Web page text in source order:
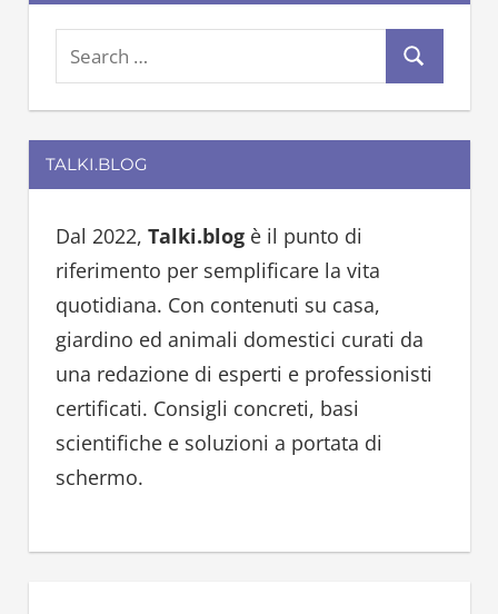
e
a
r
c
f
o
r
:
e
a
TALKI.BLOG
Dal 2022, Talki.blogè il punto di
riferimento per semplificare la vita
quotidiana. Con contenuti su casa,
giardino ed animali domestici curati da
una redazione di esperti e professionisti
certificati. Consigli concreti, basi
scientifiche e soluzioni a portata di
schermo.